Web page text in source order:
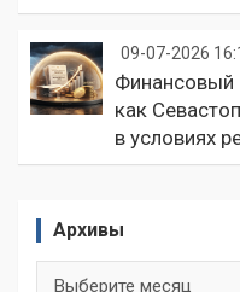
09-07-2026
Финансовый
как
в условиях
Архивы